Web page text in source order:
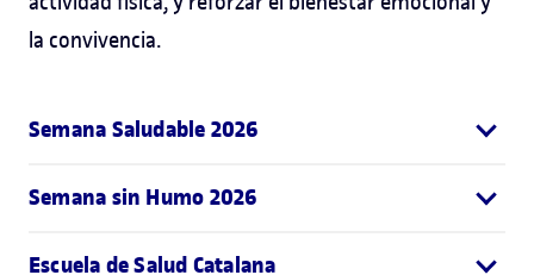
la convivencia.
Semana Saludable 2026
Semana sin Humo 2026
Escuela de Salud Catalana